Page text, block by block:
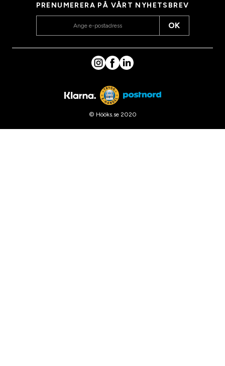
PRENUMERERA PÅ VÅRT NYHETSBREV
OK
© Hööks.se 2020